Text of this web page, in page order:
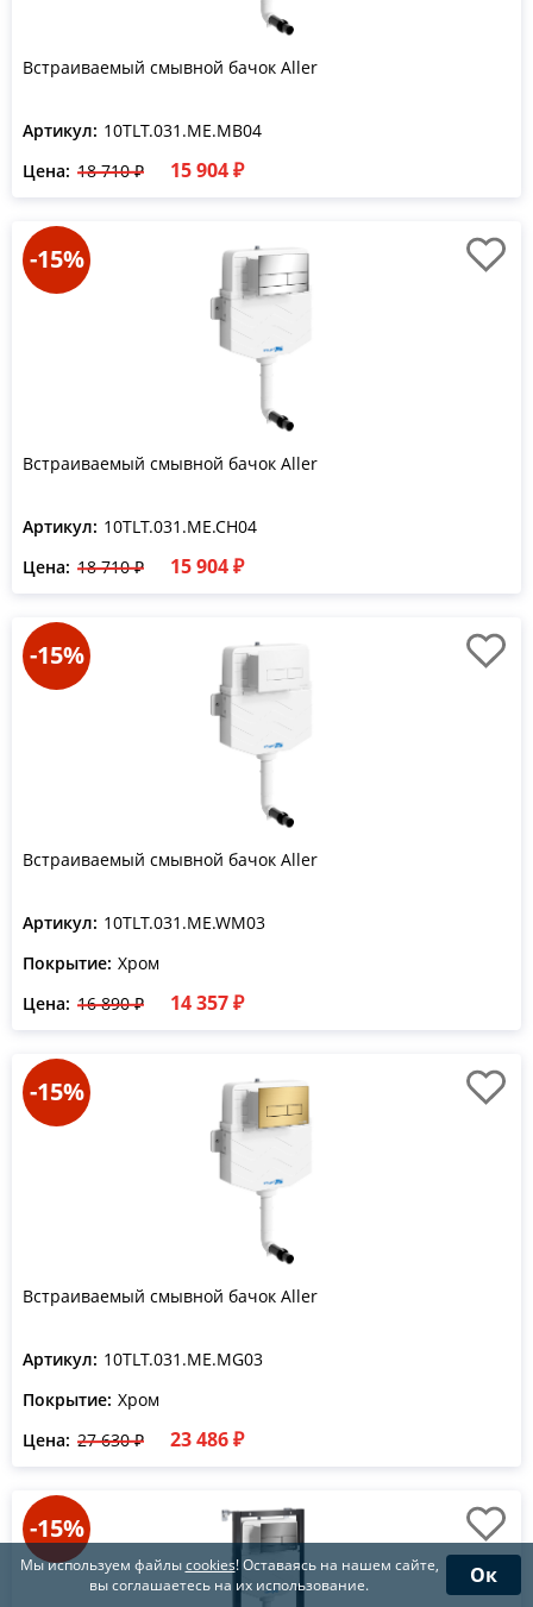
Встраиваемый смывной бачок Aller
Артикул: 10TLT.031.ME.MB04
Цена: 18 710 ₽ 15 904 ₽
-15%
Встраиваемый смывной бачок Aller
Артикул: 10TLT.031.ME.CH04
Цена: 18 710 ₽ 15 904 ₽
-15%
Встраиваемый смывной бачок Aller
Артикул: 10TLT.031.ME.WM03
Покрытие: Хром
Цена: 16 890 ₽ 14 357 ₽
-15%
Встраиваемый смывной бачок Aller
Артикул: 10TLT.031.ME.MG03
Покрытие: Хром
Цена: 27 630 ₽ 23 486 ₽
-15%
Мы используем файлыcookies! Оставаясь на нашем сайте,
вы соглашаетесь на их использование.
Ок